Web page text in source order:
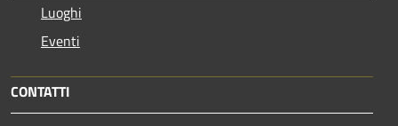
Luoghi
Eventi
CONTATTI